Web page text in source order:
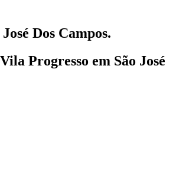
Dos Campos.
Progresso em São José